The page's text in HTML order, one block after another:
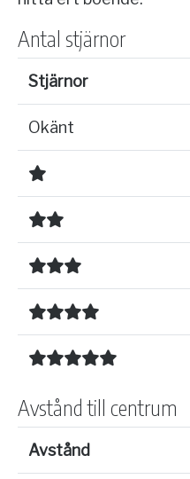
Antal stjärnor
Stjärnor
Okänt
Avstånd till centrum
Avstånd